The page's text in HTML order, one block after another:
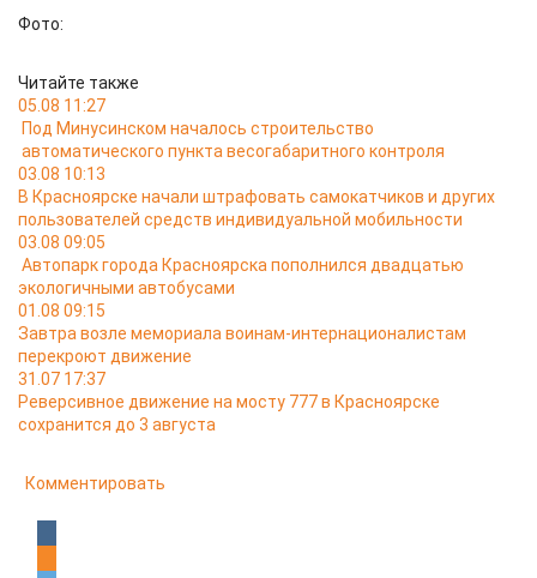
Фото:
Читайте также
05.08 11:27
Под Минусинском началось строительство
автоматического пункта весогабаритного контроля
03.08 10:13
В Красноярске начали штрафовать самокатчиков и других
пользователей средств индивидуальной мобильности
03.08 09:05
Автопарк города Красноярска пополнился двадцатью
экологичными автобусами
01.08 09:15
Завтра возле мемориала воинам-интернационалистам
перекроют движение
31.07 17:37
Реверсивное движение на мосту 777 в Красноярске
сохранится до 3 августа
Комментировать